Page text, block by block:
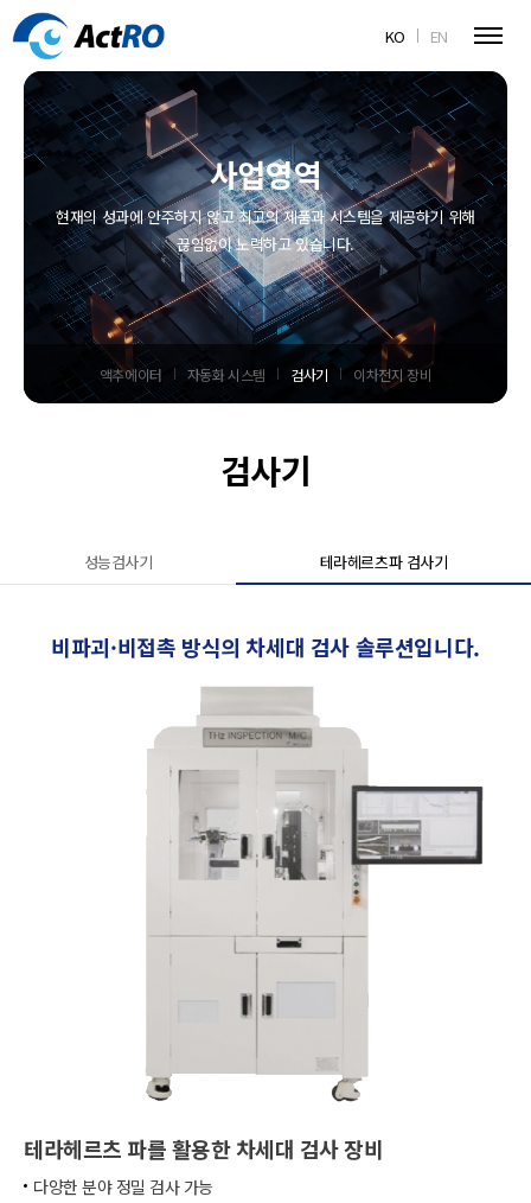
KO EN
사업영역
현재의 성과에 안주하지 않고 최고의 제품과 시스템을 제공하기 위해
끊임없이 노력하고 있습니다.
액추에이터 자동화 시스템 검사기 이차전지 장비
검사기
성능검사기 테라헤르츠파 검사기
비파괴·비접촉 방식의 차세대 검사 솔루션입니다.
테라헤르츠 파를 활용한 차세대 검사 장비
다양한 분야 정밀 검사 가능​